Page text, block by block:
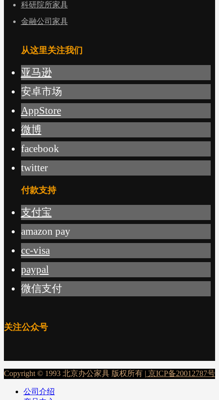
科研院所家具
金融公司家具
从这里关注我们
亚马逊
安卓市场
AppStore
微博
facebook
twitter
付款支持
支付宝
amazon pay
cc-visa
paypal
微信支付
关注公众号
Copyright © 1993 北京办公家具 版权所有 | 京ICP备20012787号
公司介绍